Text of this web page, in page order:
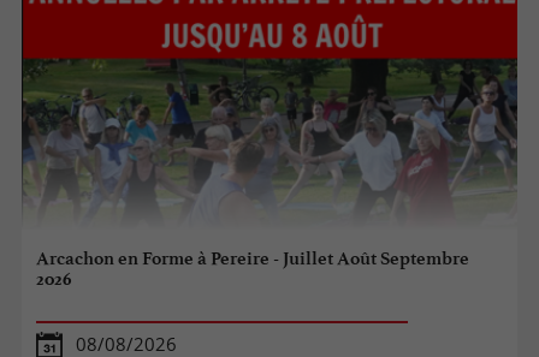
Arcachon en Forme à Pereire - Juillet Août Septembre
2026
08/08/2026